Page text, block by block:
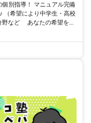
別指導！ マニュアル完備
（希望により中学生・高校
野など あなたの希望を...